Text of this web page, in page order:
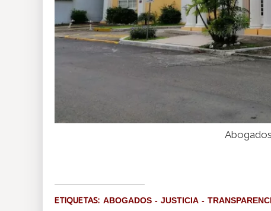
ETIQUETAS: ABOGADOS JUSTICIA